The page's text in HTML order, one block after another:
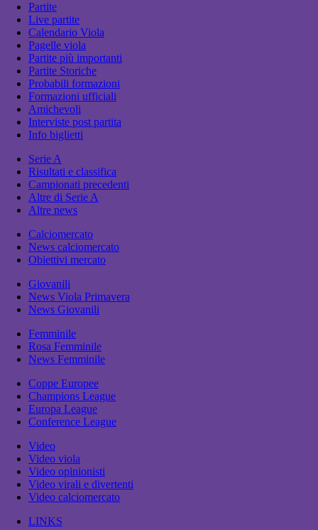
Partite
Live partite
Calendario Viola
Pagelle viola
Partite più importanti
Partite Storiche
Probabili formazioni
Formazioni ufficiali
Amichevoli
Interviste post partita
Info biglietti
Serie A
Risultati e classifica
Campionati precedenti
Altre di Serie A
Altre news
Calciomercato
News calciomercato
Obiettivi mercato
Giovanili
News Viola Primavera
News Giovanili
Femminile
Rosa Femminile
News Femminile
Coppe Europee
Champions League
Europa League
Conference League
Video
Video viola
Video opinionisti
Video virali e divertenti
Video calciomercato
LINKS